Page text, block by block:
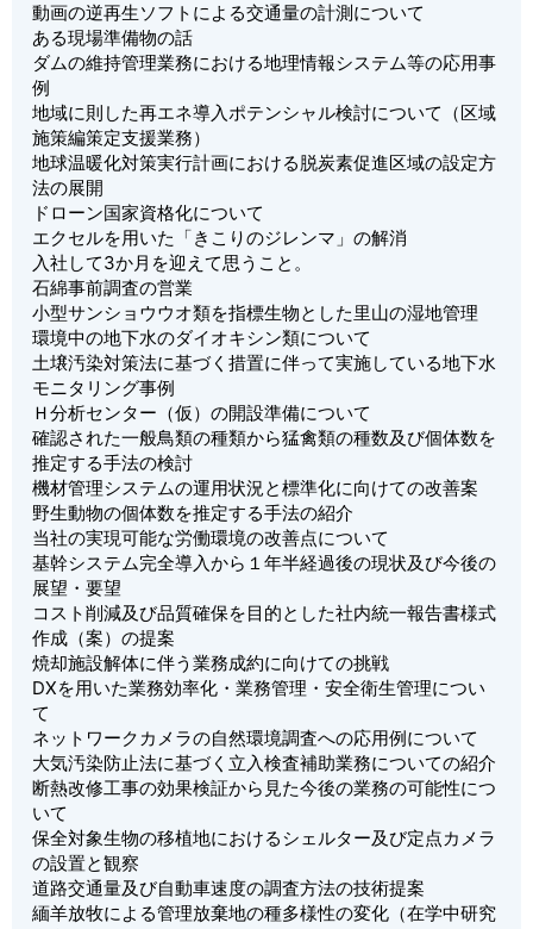
動画の逆再生ソフトによる交通量の計測について
ある現場準備物の話
ダムの維持管理業務における地理情報システム等の応用事
例
地域に則した再エネ導入ポテンシャル検討について（区域
施策編策定支援業務）
地球温暖化対策実行計画における脱炭素促進区域の設定方
法の展開
ドローン国家資格化について
エクセルを用いた「きこりのジレンマ」の解消
入社して3か月を迎えて思うこと。
石綿事前調査の営業
小型サンショウウオ類を指標生物とした里山の湿地管理
環境中の地下水のダイオキシン類について
土壌汚染対策法に基づく措置に伴って実施している地下水
モニタリング事例
Ｈ分析センター（仮）の開設準備について
確認された一般鳥類の種類から猛禽類の種数及び個体数を
推定する手法の検討
機材管理システムの運用状況と標準化に向けての改善案
野生動物の個体数を推定する手法の紹介
当社の実現可能な労働環境の改善点について
基幹システム完全導入から１年半経過後の現状及び今後の
展望・要望
コスト削減及び品質確保を目的とした社内統一報告書様式
作成（案）の提案
焼却施設解体に伴う業務成約に向けての挑戦
DXを用いた業務効率化・業務管理・安全衛生管理につい
て
ネットワークカメラの自然環境調査への応用例について
大気汚染防止法に基づく立入検査補助業務についての紹介
断熱改修工事の効果検証から見た今後の業務の可能性につ
いて
保全対象生物の移植地におけるシェルター及び定点カメラ
の設置と観察
道路交通量及び自動車速度の調査方法の技術提案
緬羊放牧による管理放棄地の種多様性の変化（在学中研究